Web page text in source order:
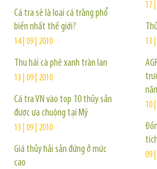
Cá tra sẽ là loại cá trắng phổ
biến nhất thế giới?
14 | 09 | 2010
Thu hái cà phê xanh tràn lan
13 | 09 | 2010
Cá tra VN vào top 10 thủy sản
được ưa chuộng tại Mỹ
13 | 09 | 2010
Giá thủy hải sản đứng ở mức
cao
17
13
10
09